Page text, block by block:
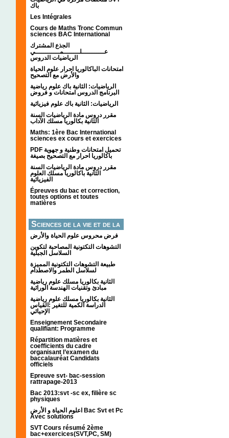
باك
Les Intégrales
Cours de Maths Tronc Commun
sciences BAC International
الجذع المشترك
عـــــــــــلــــــــمــــــــــــي
الرياضيات الدروس
امتحانات الباكالوريا احرار علوم الحياة
والأرض مع التصحيح
الرياضيات: الثانية باك علوم رياضية
البرنامج الدروس امتحانات و فروض
الرياضيات: الثانية باك علوم فيزيائية
مقرر دروس مادة الرياضيات السنة
الثانية بكالوريا مسلك الآداب
Maths: 1ère Bac International
sciences ex cours et exercices
PDF تحميل امتحانات وطنية و جهوية
باكالوريا احرار مع التصحيح بصيغة
مقرر دروس مادة الرياضيات السنة
الثانية باكالوريا مسلك العلوم
الفيزيائية
Épreuves du bac et correction,
toutes options et toutes
matières
Sciences de la vie et de la
terre
فرض محروس علوم الحياة والأرض
التشوهات التكتونیة المصاحبة لتكوین
السلاسل الجبلیة
طبيعة التشوهات التكتونية المميزة
لسلاسل الطمر والاصطدام
الثانية بكالوريا مسلك علوم رياضية
مبادئ وتقنيات الهندسة الوراثية
الثانية بكالوريا مسلك علوم رياضية
الدراسة الكمية للتغير :القياس
الإحيائي
Enseignement Secondaire
qualifiant: Programme
Répartition matières et
coefficients du cadre
organisant l’examen du
baccalauréat Candidats
officiels
Epreuve svt- bac-session
rattrapage-2013
Bac 2013:svt -sc ex, filière sc
physiques
اعلوم الحياة و الأرض Bac Svt et Pc
Avec solutions
SVT Cours résumé 2ème
bac+exercices(SVT,PC, SM)